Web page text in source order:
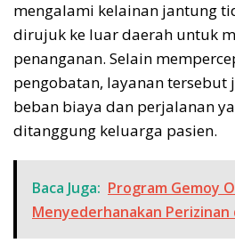
mengalami kelainan jantung
dirujuk ke luar daerah untuk
penanganan. Selain
pengobatan, layanan tersebut
beban biaya dan perjalanan
ditanggung keluarga pasien.
Baca Juga: Program Gemoy
Menyederhanakan